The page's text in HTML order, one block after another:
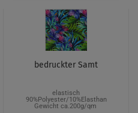
bedruckter Samt
elastisch
90%Polyester/10%Elasthan
Gewicht ca.200g/qm